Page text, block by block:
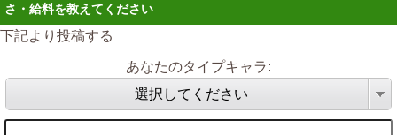
さ・給料を教えてください
下記より投稿する
あなたのタイプキャラ:
選択してください